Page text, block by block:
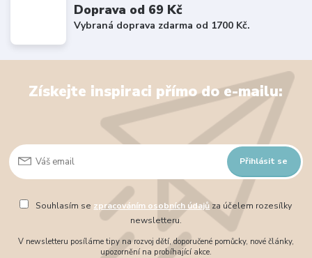
Doprava od 69 Kč
Vybraná doprava zdarma od 1700 Kč.
Získejte inspiraci přímo do e-mailu:
Přihlásit se
Souhlasím se zpracováním osobních údajů za účelem rozesílky
newsletteru.
V newsletteru posíláme tipy na rozvoj dětí, doporučené pomůcky, nové články,
upozornění na probíhající akce.